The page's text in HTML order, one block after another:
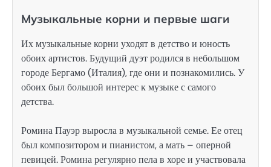
Музыкальные корни и первые шаги
Их музыкальные корни уходят в детство и юность
обоих артистов. Будущий дуэт родился в небольшом
городе Бергамо (Италия), где они и познакомились. У
обоих был большой интерес к музыке с самого
детства.
Ромина Пауэр выросла в музыкальной семье. Ее отец
был композитором и пианистом, а мать – оперной
певицей. Ромина регулярно пела в хоре и участвовала